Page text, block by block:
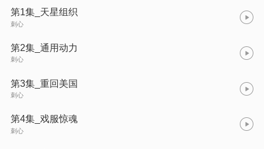
第1集_天星组织
刺心
第2集_通用动力
刺心
第3集_重回美国
刺心
第4集_戏服惊魂
刺心